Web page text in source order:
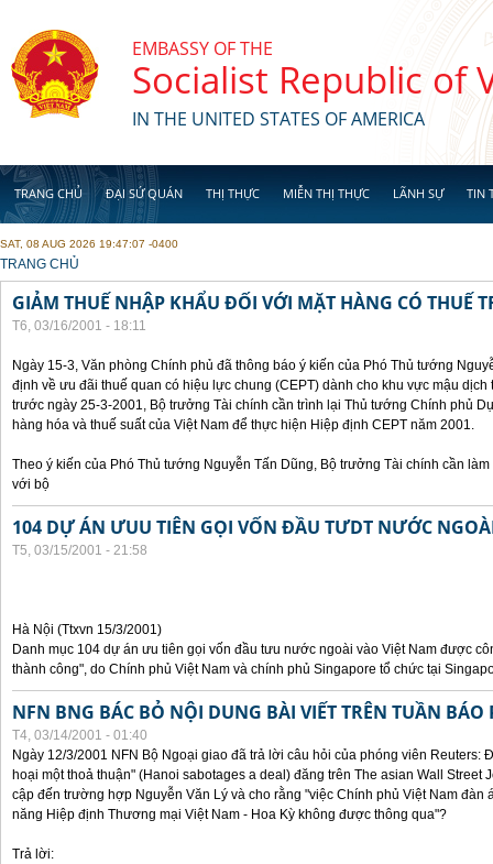
EMBASSY OF THE
Socialist Republic of
IN THE UNITED STATES OF AMERICA
TRANG CHỦ ĐẠI SỨ QUÁN THỊ THỰC MIỄN THỊ THỰC LÃNH SỰ TIN
SAT, 08 AUG 2026 19:47:07 -0400
YOU ARE HERE
TRANG CHỦ
GIẢM THUẾ NHẬP KHẨU ĐỐI VỚI MẶT HÀNG CÓ THUẾ
T6, 03/16/2001 - 18:11
Ngày 15-3, Văn phòng Chính phủ đã thông báo ý kiến của Phó Thủ tướng
định về ưu đãi thuế quan có hiệu lực chung (CEPT) dành cho khu vực mậu dịch
trước ngày 25-3-2001, Bộ trưởng Tài chính cần trình lại Thủ tướng Chính phủ
hàng hóa và thuế suất của Việt Nam để thực hiện Hiệp định CEPT năm 2001.
Theo ý kiến của Phó Thủ tướng Nguyễn Tấn Dũng, Bộ trưởng Tài chính cần
với bộ
104 DỰ ÁN ƯUU TIÊN GỌI VỐN ĐẦU TƯDT NƯỚC
T5, 03/15/2001 - 21:58
Hà Nội (Ttxvn 15/3/2001)
Danh mục 104 dự án ưu tiên gọi vốn đầu tưu nước ngoài vào Việt Nam được
thành công", do Chính phủ Việt Nam và chính phủ Singapore tổ chức tại
NFN BNG BÁC BỎ NỘI DUNG BÀI VIẾT TRÊN TUẦN BÁO
T4, 03/14/2001 - 01:40
Ngày 12/3/2001 NFN Bộ Ngoại giao đã trả lời câu hỏi của phóng viên Reuters:
hoại một thoả thuận" (Hanoi sabotages a deal) đăng trên The asian Wall Street
cập đến trường hợp Nguyễn Văn Lý và cho rằng "việc Chính phủ Việt Nam đàn
năng Hiệp định Thương mại Việt Nam - Hoa Kỳ không được thông qua"?
Trả lời: